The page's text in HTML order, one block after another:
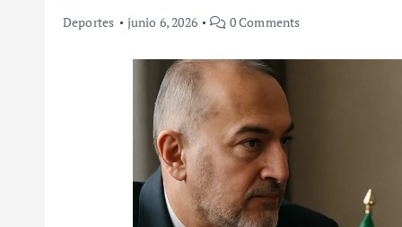
Deportes junio 6, 2026 0 Comments